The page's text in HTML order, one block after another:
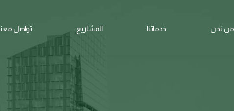
من نحن خدماتنا المشاريع تواصل